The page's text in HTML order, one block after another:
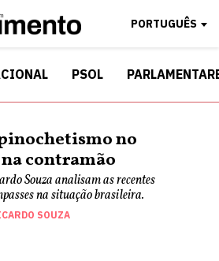
PORTUGUÊS
PSOL
no
contramão
Souza analisam as recentes
na situação brasileira.
SOUZA